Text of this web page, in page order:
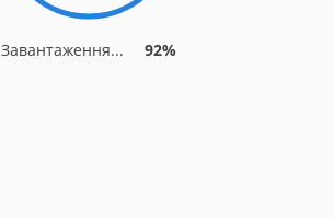
Завантаження... 92%